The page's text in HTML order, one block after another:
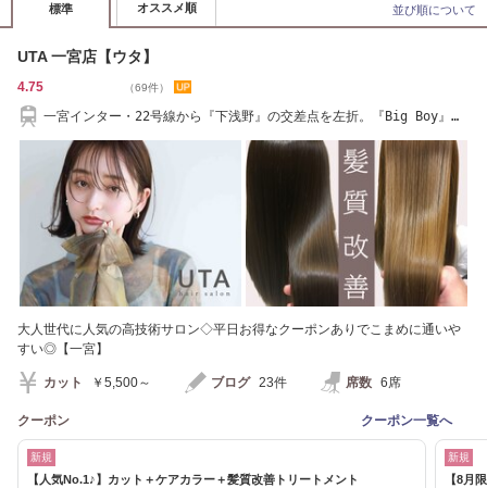
標準 オススメ順 並び順について
UTA 一宮店【ウタ】
4.75 （69件）
一宮インター・22号線から『下浅野』の交差点を左折。『Big Boy』
大人世代に人気の高技術サロン◇平日お得なクーポンありでこまめに通いや
すい◎【一宮】
カット ￥5,500～ ブログ 23件 席数 6席
クーポン クーポン一覧へ
新規
【人気No.1♪】カット＋ケアカラー＋髪質改善トリートメント
新規
【8月